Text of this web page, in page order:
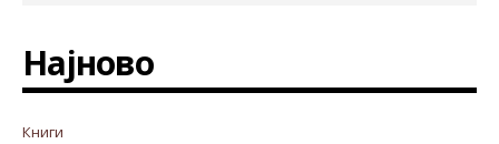
Најново
Книги